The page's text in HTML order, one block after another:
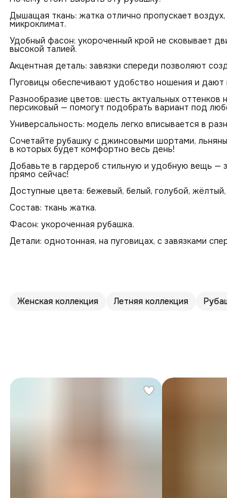
Дышащая ткань: жатка отлично пропускает
микроклимат.
Удобный фасон: укороченный крой не сковывает
высокой талией.
Акцентная деталь: завязки спереди позволяют
Пуговицы обеспечивают удобство ношения и
Разнообразие цветов: шесть актуальных
персиковый — помогут подобрать вариант под
Универсальность: модель легко вписывается в
Сочетайте рубашку с джинсовыми шортами,
в которых будет комфортно весь день!
Добавьте в гардероб стильную и удобную вещь —
прямо сейчас!
Доступные цвета: бежевый, белый, голубой,
Состав: ткань жатка.
Фасон: укороченная рубашка.
Детали: однотонная, на пуговицах, с завязками
Женская коллекция Летняя коллекция